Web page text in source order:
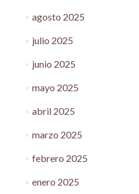
agosto 2025
julio 2025
junio 2025
mayo 2025
abril 2025
marzo 2025
febrero 2025
enero 2025